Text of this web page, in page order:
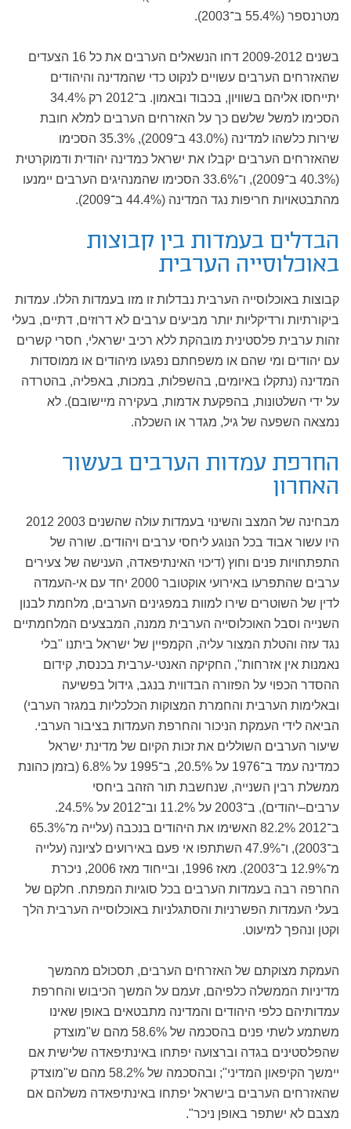
מטרנספר (55.4% ב־2003).
בשנים 2009-2012 דחו הנשאלים הערבים את כל 16 הצעדים
שהאזרחים הערבים עשויים לנקוט כדי שהמדינה והיהודים
יתייחסו אליהם בשוויון, בכבוד ובאמון. ב־2012 רק 34.4%
הסכימו למשל שלשם כך על האזרחים הערבים למלא חובת
שירות כלשהו למדינה (43.0% ב־2009), 35.3% הסכימו
שהאזרחים הערבים יקבלו את ישראל כמדינה יהודית ודמוקרטית
(40.3% ב־2009), ו־33.6% הסכימו שהמנהיגים הערבים יימנעו
מהתבטאויות חריפות נגד המדינה (44.4% ב־2009).
הבדלים בעמדות בין קבוצות
באוכלוסייה הערבית
קבוצות באוכלוסייה הערבית נבדלות זו מזו בעמדות הללו. עמדות
ביקורתיות ורדיקליות יותר מביעים ערבים לא דרוזים, דתיים, בעלי
זהות ערבית פלסטינית מובהקת ללא רכיב ישראלי, חסרי קשרים
עם יהודים ומי שהם או משפחתם נפגעו מיהודים או ממוסדות
המדינה (נתקלו באיומים, בהשפלות, במכות, באפליה, בהטרדה
על ידי השלטונות, בהפקעת אדמות, בעקירה מיישובם). לא
נמצאה השפעה של גיל, מגדר או השכלה.
החרפת עמדות הערבים בעשור
האחרון
מבחינה של המצב והשינוי בעמדות עולה שהשנים 2003 2012
היו עשור אבוד בכל הנוגע ליחסי ערבים ויהודים. שורה של
התפתחויות פנים וחוץ (דיכוי האינתיפאדה, הענישה של צעירים
ערבים שהתפרעו באירועי אוקטובר 2000 יחד עם אי-העמדה
לדין של השוטרים שירו למוות במפגינים הערבים, מלחמת לבנון
השנייה וסבל האוכלוסייה הערבית ממנה, המבצעים המלחמתיים
נגד עזה והטלת המצור עליה, הקמפיין של ישראל ביתנו "בלי
נאמנות אין אזרחות", החקיקה האנטי-ערבית בכנסת, קידום
ההסדר הכפוי על הפזורה הבדווית בנגב, גידול בפשיעה
ובאלימות הערבית והחמרת המצוקות הכלכליות במגזר הערבי)
הביאה לידי העמקת הניכור והחרפת העמדות בציבור הערבי.
שיעור הערבים השוללים את זכות הקיום של מדינת ישראל
כמדינה עמד ב־1976 על 20.5%, ב־1995 על 6.8% (בזמן כהונת
ממשלת רבין השנייה, שנחשבת תור הזהב ביחסי
ערבים–יהודים), ב־2003 על 11.2% וב־2012 על 24.5%.
ב־2012 82.2% האשימו את היהודים בנכבה (עלייה מ־65.3%
ב־2003), ו־47.9% השתתפו אי פעם באירועים לציונה (עלייה
מ־12.9% ב־2003). מאז 1996, ובייחוד מאז 2006, ניכרת
החרפה רבה בעמדות הערבים בכל סוגיות המפתח. חלקם של
בעלי העמדות הפשרניות והסתגלניות באוכלוסייה הערבית הלך
וקטן ונהפך למיעוט.
העמקת מצוקתם של האזרחים הערבים, תסכולם מהמשך
מדיניות הממשלה כלפיהם, זעמם על המשך הכיבוש והחרפת
עמדותיהם כלפי היהודים והמדינה מתבטאים באופן שאינו
משתמע לשתי פנים בהסכמה של 58.6% מהם ש"מוצדק
שהפלסטינים בגדה וברצועה יפתחו באינתיפאדה שלישית אם
יימשך הקיפאון המדיני"; ובהסכמה של 58.2% מהם ש"מוצדק
שהאזרחים הערבים בישראל יפתחו באינתיפאדה משלהם אם
מצבם לא ישתפר באופן ניכר".